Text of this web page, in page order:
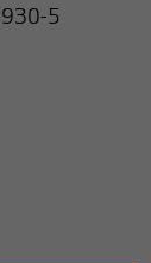
930-5